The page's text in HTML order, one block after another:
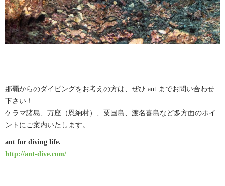
那覇からのダイビングをお考えの方は、ぜひ ant までお問い合わせ
下さい！
ケラマ諸島、万座（恩納村）、粟国島、渡名喜島など多方面のポイ
ントにご案内いたします。
ant for diving life.
http://ant-dive.com/